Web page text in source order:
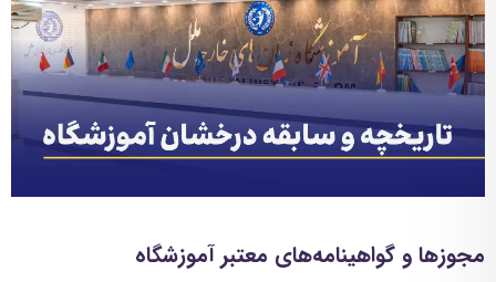
مجوزها و گواهینامه‌های معتبر آموزشگاه